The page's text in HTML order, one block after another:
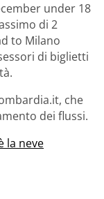
under 18
di 2
to Milano
di biglietti
che
dei flussi.
la neve